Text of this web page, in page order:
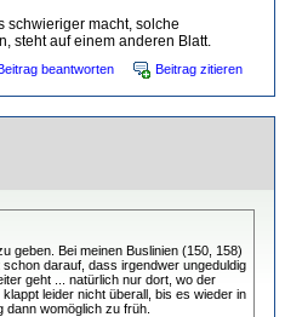
schwieriger macht, solche
steht auf einem anderen Blatt.
beantworten Beitrag zitieren
geben. Bei meinen Buslinien (150, 158)
darauf, dass irgendwer ungeduldig
geht ... natürlich nur dort, wo der
leider nicht überall, bis es wieder in
womöglich zu früh.